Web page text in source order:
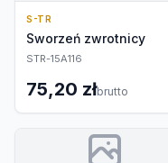
S-TR
Sworzeń zwrotnicy
STR-15A116
75,20 złbrutto